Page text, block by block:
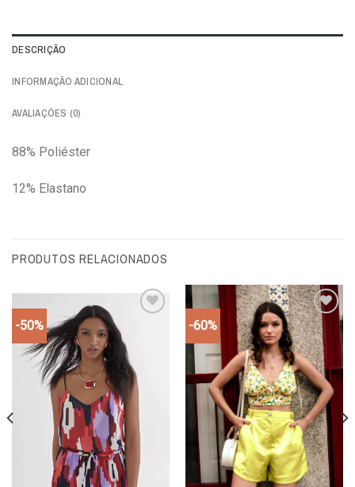
DESCRIÇÃO
INFORMAÇÃO ADICIONAL
AVALIAÇÕES (0)
88% Poliéster
12% Elastano
PRODUTOS RELACIONADOS
-50% -60%
Add to
wishlist